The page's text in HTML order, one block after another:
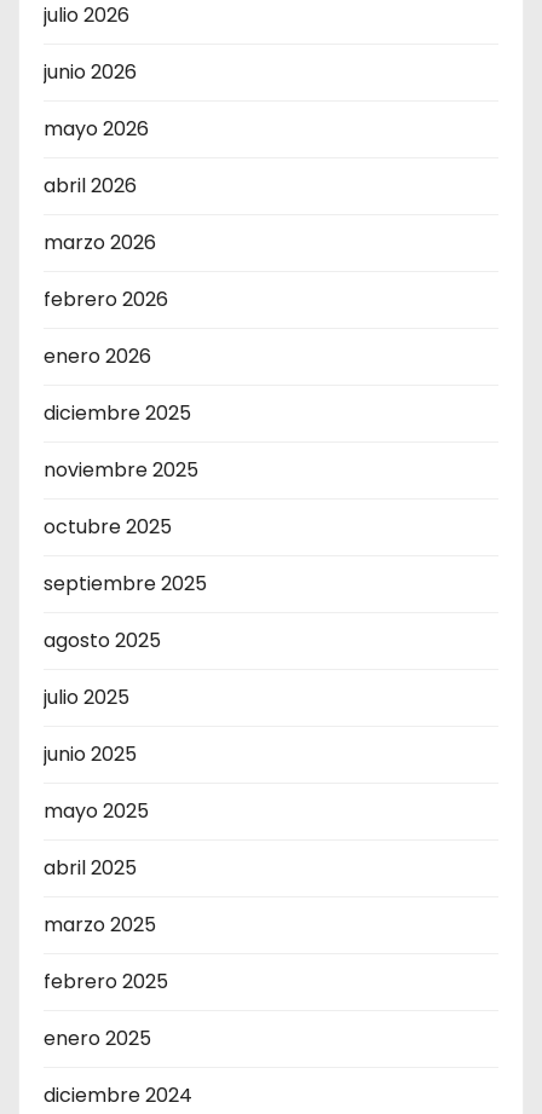
julio 2026
junio 2026
mayo 2026
abril 2026
marzo 2026
febrero 2026
enero 2026
diciembre 2025
noviembre 2025
octubre 2025
septiembre 2025
agosto 2025
julio 2025
junio 2025
mayo 2025
abril 2025
marzo 2025
febrero 2025
enero 2025
diciembre 2024